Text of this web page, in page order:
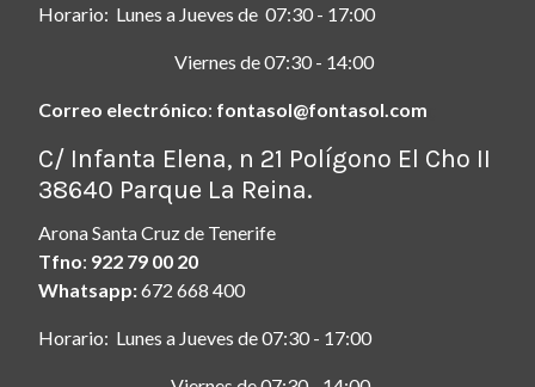
Horario: Lunes a Jueves de 07:30 - 17:00
Viernes de 07:30 - 14:00
Correo electrónico: fontasol@fontasol.com
C/ Infanta Elena, n 21 Polígono El Cho II
38640 Parque La Reina.
Arona Santa Cruz de Tenerife
Tfno: 922 79 00 20
Whatsapp:672 668 400
Horario: Lunes a Jueves de 07:30 - 17:00